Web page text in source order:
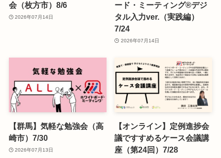
会（枚方市）8/6
2026年07月14日
ード・ミーティング®デジ
タル入力ver.（実践編）
7/24
2026年07月14日
【群馬】気軽な勉強会（高
崎市）7/30
2026年07月13日
【オンライン】定例進捗会
議ですすめるケース会議講
座（第24回）7/28